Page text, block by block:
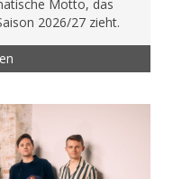
Motto, das
2026/27 zieht.